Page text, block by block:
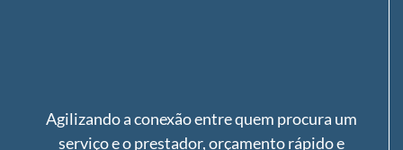
Agilizando a conexão entre quem procura um
serviço e o prestador, orçamento rápido e